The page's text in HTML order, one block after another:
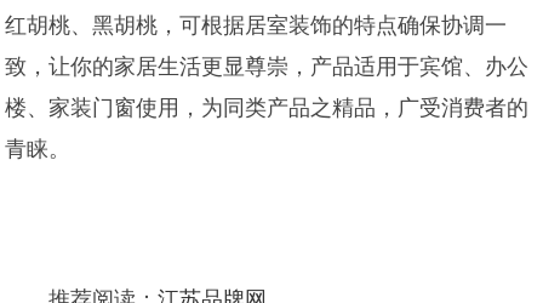
红胡桃、黑胡桃，可根据居室装饰的特点确保协调一
致，让你的家居生活更显尊崇，产品适用于宾馆、办公
楼、家装门窗使用，为同类产品之精品，广受消费者的
青睐。